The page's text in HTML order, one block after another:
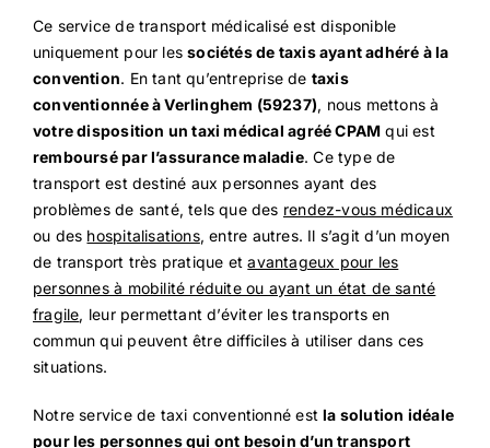
Ce service de transport médicalisé est disponible
uniquement pour lessociétés de taxis ayant adhéré à la
convention. En tant qu’entreprise de taxis
conventionnée à Verlinghem (59237), nous mettons à
votre disposition un taxi médical agréé CPAM qui est
remboursé par l’assurance maladie. Ce type de
transport est destiné aux personnes ayant des
problèmes de santé, tels que des rendez-vous médicaux
ou des hospitalisations, entre autres. Il s’agit d’un moyen
de transport très pratique etavantageux pour les
personnes à mobilité réduite ou ayant un état de santé
fragile, leur permettant d’éviter les transports en
commun qui peuvent être difficiles à utiliser dans ces
situations.
Notre service de taxi conventionné estla solution idéale
pour les personnes qui ont besoin d’un transport